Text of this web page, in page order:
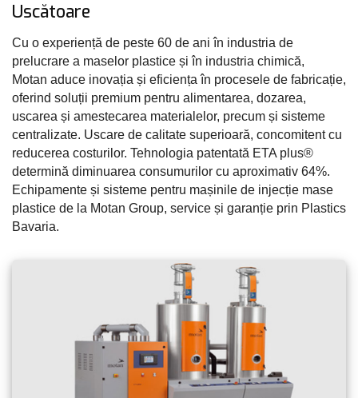
Uscătoare
Cu o experiență de peste 60 de ani în industria de
prelucrare a maselor plastice și în industria chimică,
Motan aduce inovația și eficiența în procesele de fabricație,
oferind soluții premium pentru alimentarea, dozarea,
uscarea și amestecarea materialelor, precum și sisteme
centralizate. Uscare de calitate superioară, concomitent cu
reducerea costurilor. Tehnologia patentată ETA plus®
determină diminuarea consumurilor cu aproximativ 64%.
Echipamente și sisteme pentru mașinile de injecție mase
plastice de la Motan Group, service și garanție prin Plastics
Bavaria.